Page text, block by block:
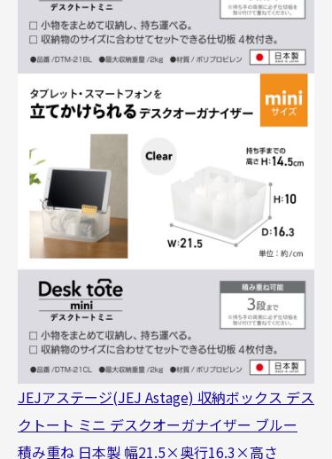
JEJアステージ(JEJ Astage) 収納ボックス デス
クトート ミニ デスクオーガナイザー ブルー
積み重ね 日本製 幅21.5×奥行16.3×高さ